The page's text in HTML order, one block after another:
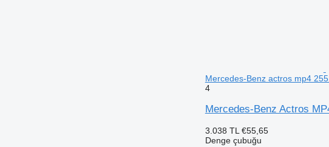
Mercedes-Benz actros mp4
4
Mercedes-Benz Actros
3.038 TL €55,65
Denge çubuğu